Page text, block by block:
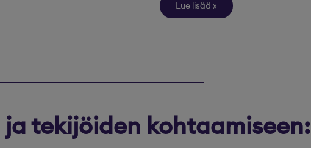
Lue lisää
tekijöiden kohtaamiseen: